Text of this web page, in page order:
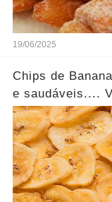
19/06/2025
Chips de
e saudáveis....